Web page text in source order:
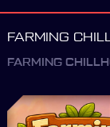
FARMING
FARMING